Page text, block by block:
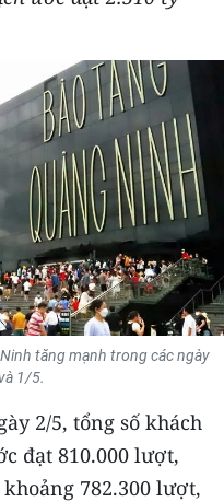
tăng mạnh trong các ngày
1/5.
2/5, tổng số khách
đạt 810.000 lượt,
782.300 lượt,